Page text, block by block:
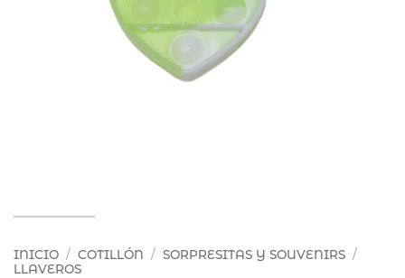
INICIO / COTILLÓN / SORPRESITAS Y SOUVENIRS /
LLAVEROS